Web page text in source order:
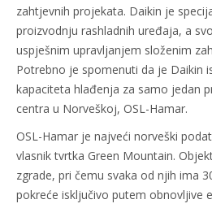
zahtjevnih projekata. Daikin je
proizvodnju rashladnih uređaja, a
uspješnim upravljanjem složenim
Potrebno je spomenuti da je Daikin
kapaciteta hlađenja za samo jedan
centra u Norveškoj, OSL-Hamar.
OSL-Hamar je najveći norveški
vlasnik tvrtka Green Mountain.
zgrade, pri čemu svaka od njih ima
pokreće isključivo putem obnovljive